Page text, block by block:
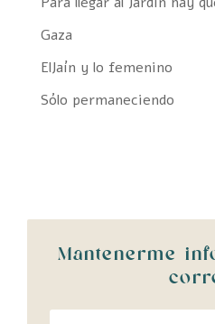
Gaza
ElJaín y lo femenino
Sólo permaneciendo
Mantenerme